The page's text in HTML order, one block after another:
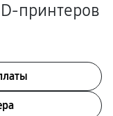
принтеров